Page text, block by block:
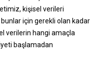
kişisel verileri
için gerekli olan kadar
verilerin hangi amaçla
başlamadan